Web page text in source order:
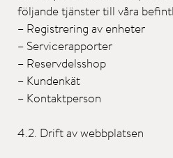
följande tjänster till våra
– Registrering av enheter
– Servicerapporter
– Reservdelsshop
– Kundenkät
– Kontaktperson
4.2. Drift av webbplatsen